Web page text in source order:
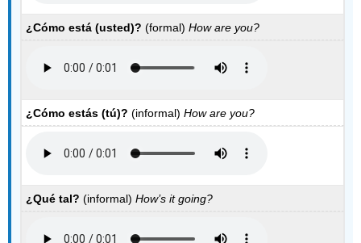
¿Cómo está (usted)? (formal)How are you?
¿Cómo estás (tú)? (informal)How are you?
¿Qué tal? (informal)How’s it going?